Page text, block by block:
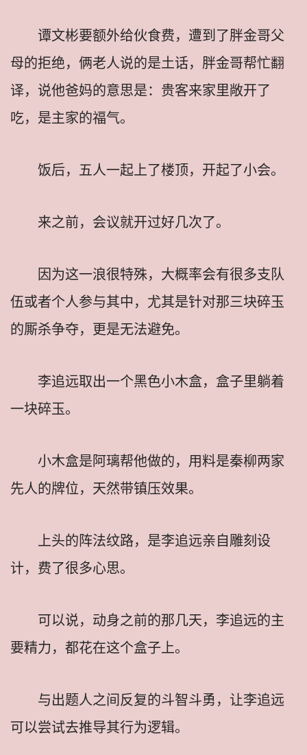
谭文彬要额外给伙食费，遭到了胖金哥父
母的拒绝，俩老人说的是土话，胖金哥帮忙翻
译，说他爸妈的意思是：贵客来家里敞开了
吃，是主家的福气。
饭后，五人一起上了楼顶，开起了小会。
来之前，会议就开过好几次了。
因为这一浪很特殊，大概率会有很多支队
伍或者个人参与其中，尤其是针对那三块碎玉
的厮杀争夺，更是无法避免。
李追远取出一个黑色小木盒，盒子里躺着
一块碎玉。
小木盒是阿璃帮他做的，用料是秦柳两家
先人的牌位，天然带镇压效果。
上头的阵法纹路，是李追远亲自雕刻设
计，费了很多心思。
可以说，动身之前的那几天，李追远的主
要精力，都花在这个盒子上。
与出题人之间反复的斗智斗勇，让李追远
可以尝试去推导其行为逻辑。